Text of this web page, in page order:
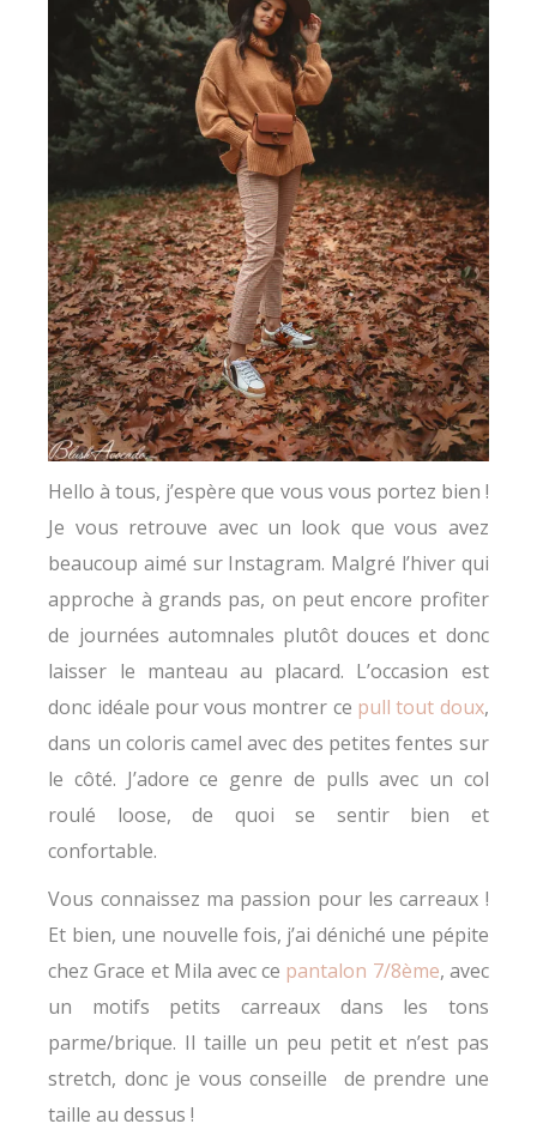
Hello à tous, j’espère que vous vous portez bien !
Je vous retrouve avec un look que vous avez
beaucoup aimé sur Instagram. Malgré l’hiver qui
approche à grands pas, on peut encore profiter
de journées automnales plutôt douces et donc
laisser le manteau au placard. L’occasion est
donc idéale pour vous montrer ce pull tout doux,
dans un coloris camel avec des petites fentes sur
le côté. J’adore ce genre de pulls avec un col
roulé loose, de quoi se sentir bien et
confortable.
Vous connaissez ma passion pour les carreaux !
Et bien, une nouvelle fois, j’ai déniché une pépite
chez Grace et Mila avec ce pantalon 7/8ème, avec
un motifs petits carreaux dans les tons
parme/brique. Il taille un peu petit et n’est pas
stretch, donc je vous conseille de prendre une
taille au dessus !